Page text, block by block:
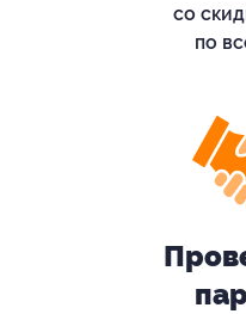
со
по